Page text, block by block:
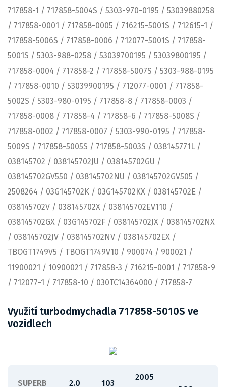
717858-1 / 717858-5004S / 5303-970-0195 / 53039880258
/ 717858-0001 / 717858-0005 / 716215-5001S / 712615-1 /
717858-5006S / 717858-0006 / 712077-5001S / 717858-
5001S / 5303-988-0258 / 53039700195 / 53039800195 /
717858-0004 / 717858-2 / 717858-5007S / 5303-988-0195
/ 717858-0010 / 53039900195 / 712077-0001 / 717858-
5002S / 5303-980-0195 / 717858-8 / 717858-0003 /
717858-0008 / 717858-4 / 717858-6 / 717858-5008S /
717858-0002 / 717858-0007 / 5303-990-0195 / 717858-
5009S / 717858-5005S / 717858-5003S / 038145771L /
038145702 / 038145702JU / 038145702GU /
038145702GV550 / 038145702NU / 038145702GV505 /
2508264 / 03G145702K / 03G145702KX / 038145702E /
038145702V / 038145702X / 038145702EV110 /
038145702GX / 03G145702F / 038145702JX / 038145702NX
/ 038145702JV / 038145702NV / 038145702EX /
TBOGT1749V5 / TBOGT1749V10 / 900074 / 900021 /
11900021 / 10900021 / 717858-3 / 716215-0001 / 717858-9
/ 712077-1 / 717858-10 / 030TC14364000 / 717858-7
Využití turbodmychadla 717858-5010S ve
vozidlech
SUPERB 2.0 103
2005